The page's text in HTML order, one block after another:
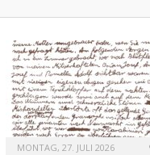
MONTAG, 27. JULI 2026